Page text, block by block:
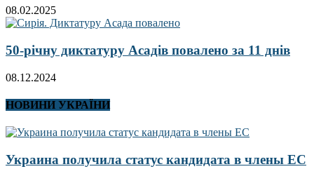
08.02.2025
50-річну диктатуру Асадів повалено за 11 днів
08.12.2024
НОВИНИ УКРАЇНИ
Украина получила статус кандидата в члены ЕС